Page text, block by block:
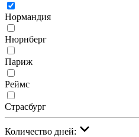
Нормандия
Нюрнберг
Париж
Реймс
Страсбург
Количество дней: